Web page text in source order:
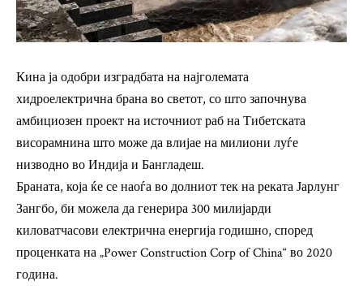
Кина ја одобри изградбата на најголемата
хидроелектрична брана во светот, со што започнува
амбициозен проект на источниот раб на Тибетската
висорамнина што може да влијае на милиони луѓе
низводно во Индија и Бангладеш.
Браната, која ќе се наоѓа во долниот тек на реката Јарлунг
Зангбо, би можела да генерира 300 милијарди
киловатчасови електрична енергија годишно, според
проценката на „Power Construction Corp of China“ во 2020
година.